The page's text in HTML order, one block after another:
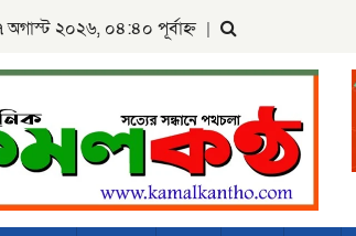
অগাস্ট ২০২৬, ০৪:৪০ পূর্বাহ্ন |